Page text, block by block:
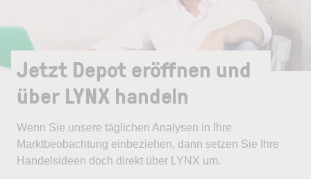
Jetzt Depot eröffnen und
über LYNX handeln
Wenn Sie unsere täglichen Analysen in Ihre
Marktbeobachtung einbeziehen, dann setzen Sie Ihre
Handelsideen doch direkt über LYNX um.